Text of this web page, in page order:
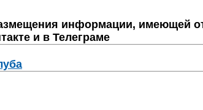
информации, имеющей
и в Телеграме